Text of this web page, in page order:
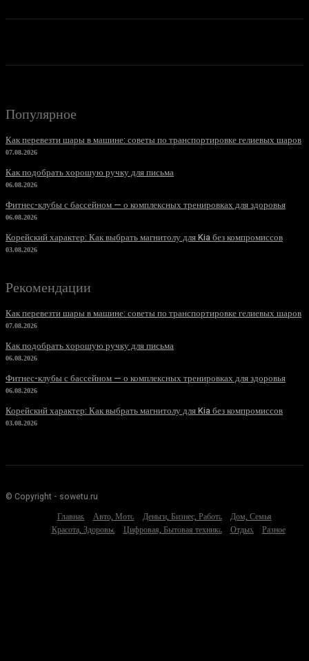
Популярное
Как перевезти шары в машине: советы по транспортировке гелиевых шаров
07.08.2026
Как подобрать хорошую ручку для письма
06.08.2026
Фитнес-клубы с бассейном — о комплексных тренировках для здоровья
06.08.2026
Корейский характер: Как выбрать магнитолу для Kia без компромиссов
03.08.2026
Рекомендации
Как перевезти шары в машине: советы по транспортировке гелиевых шаров
07.08.2026
Как подобрать хорошую ручку для письма
06.08.2026
Фитнес-клубы с бассейном — о комплексных тренировках для здоровья
06.08.2026
Корейский характер: Как выбрать магнитолу для Kia без компромиссов
03.08.2026
© Copyright - sowetu.ru
Главная
Авто, Мото Деньги, Бизнес, Работа
Дом, Семья
Красота, Здоровье
Цифровая, Бытовая техника Отдых Разное